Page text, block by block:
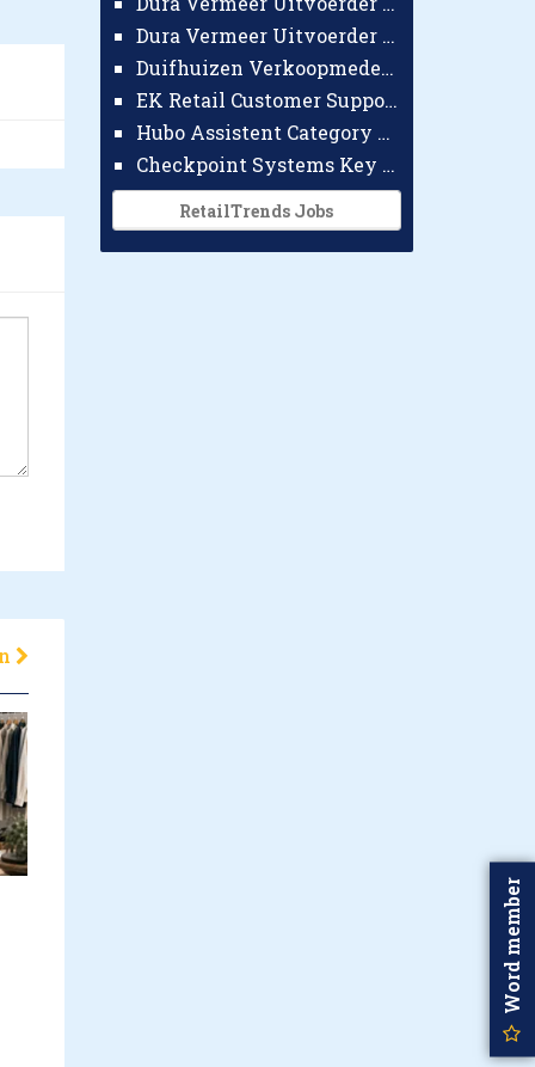
Dura Vermeer Uitvoerder Civiel Nijmegen
Duifhuizen Verkoopmedewerker Ridderkerk
EK Retail Customer Support Omnichannel
Hubo Assistent Category Manager
Checkpoint Systems Key Accountmanager Benelux
RetailTrends Jobs
Word member